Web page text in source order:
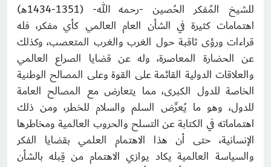
للشيخ المُفكر الحُصين -رحمه الله- (1351-1434هـ)
اهتمامات كثيرة في الشأن العام العالمي كأي مفكر، فله
قراءات ورؤى ثاقبة حول الغرب والغرب المتعصب، وكذلك
عن الحضارة المعاصرة، وله عن قضايا الصراع العالمي
والعلاقات الدولية القائمة على القوة وعلى المصالح الوطنية
الخاصة للدول الكبرى، مما يتعارض مع المصالح العامة
للدول، وهو ما يُعرِّض السلم والسلام للخطر، ومن ذلك
اهتماماته في الكتابة عن التسلح والحروب العالمية ومخاطرها
الإنسانية، حتى أن هذا الاهتمام العلمي بقضايا الفكر
والسياسة العالمية يكاد يوازي الاهتمام من قِبله بالشأن